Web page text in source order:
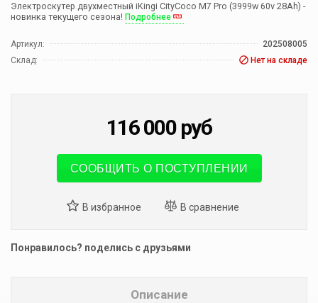
Электроскутер двухместный iKingi CityCoco M7 Pro (3999w 60v 28Ah) -
новинка текущего сезона! Подробнее
Артикул:
202508005
Склад:
Нет на складе
116 000 руб
СООБЩИТЬ О ПОСТУПЛЕНИИ
Понравилось? поделись с друзьями
Описание